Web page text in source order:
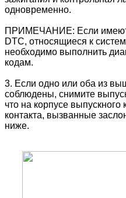
одновременно.
ПРИМЕЧАНИЕ: Если
DTC, относящиеся к
необходимо выполнить
кодам.
3. Если одно или оба из
соблюдены, снимите
что на корпусе
контакта, вызванные
ниже.